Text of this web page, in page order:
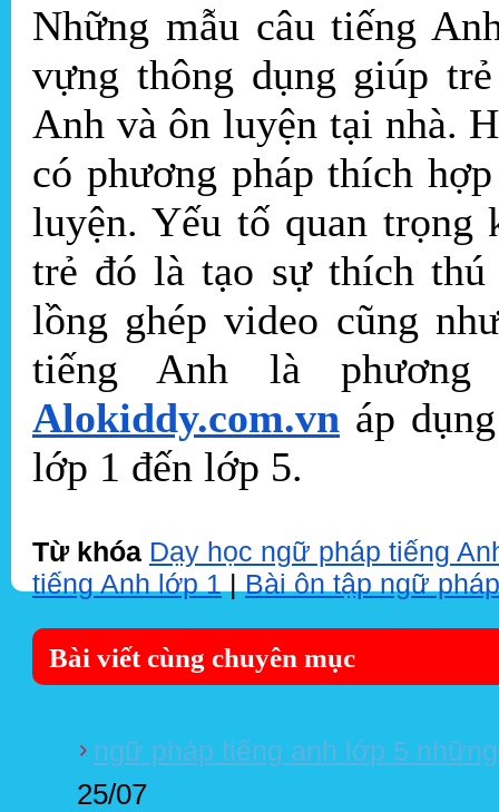
Những mẫu câu tiếng
vựng thông dụng giúp
Anh và ôn luyện tại nhà.
có phương pháp thích
luyện. Yếu tố quan trọng
trẻ đó là tạo sự thích
lồng ghép video cũng
tiếng Anh là
Alokiddy.com.vn áp
lớp 1 đến lớp 5.
Từ khóa Dạy học ngữ pháp tiếng
tiếng Anh lớp 1 |Bài ôn tập ngữ
Bài viết cùng chuyên mục
ngữ pháp tiếng anh lớp 5
25/07